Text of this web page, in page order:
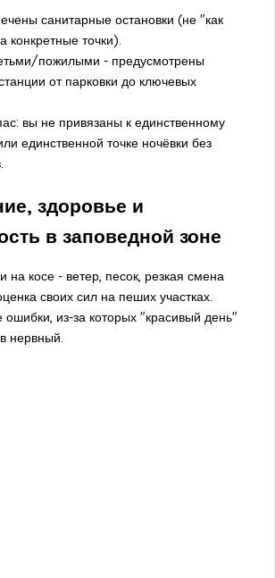
санитарные остановки (не "как
конкретные точки).
пожилыми - предусмотрены
от парковки до ключевых
вы не привязаны к единственному
единственной точке ночёвки без
здоровье и
в заповедной зоне
на косе - ветер, песок, резкая смена
своих сил на пеших участках.
из-за которых "красивый день"
нервный.